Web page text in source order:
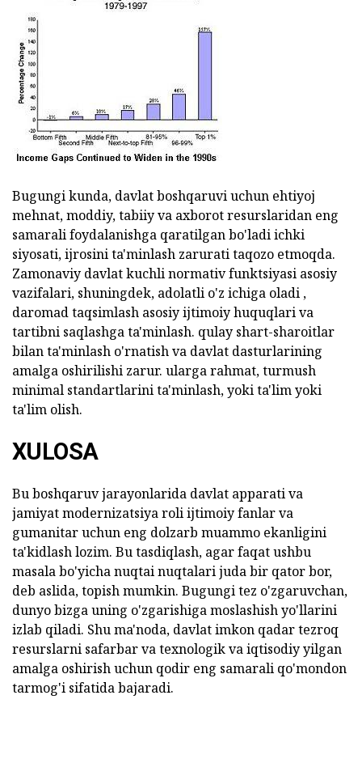
Bugungi kunda, davlat boshqaruvi uchun ehtiyoj
mehnat, moddiy, tabiiy va axborot resurslaridan eng
samarali foydalanishga qaratilgan bo'ladi ichki
siyosati, ijrosini ta'minlash zarurati taqozo etmoqda.
Zamonaviy davlat kuchli normativ funktsiyasi asosiy
vazifalari, shuningdek, adolatli o'z ichiga oladi ,
daromad taqsimlash asosiy ijtimoiy huquqlari va
tartibni saqlashga ta'minlash. qulay shart-sharoitlar
bilan ta'minlash o'rnatish va davlat dasturlarining
amalga oshirilishi zarur. ularga rahmat, turmush
minimal standartlarini ta'minlash, yoki ta'lim yoki
ta'lim olish.
XULOSA
Bu boshqaruv jarayonlarida davlat apparati va
jamiyat modernizatsiya roli ijtimoiy fanlar va
gumanitar uchun eng dolzarb muammo ekanligini
ta'kidlash lozim. Bu tasdiqlash, agar faqat ushbu
masala bo'yicha nuqtai nuqtalari juda bir qator bor,
deb aslida, topish mumkin. Bugungi tez o'zgaruvchan,
dunyo bizga uning o'zgarishiga moslashish yo'llarini
izlab qiladi. Shu ma'noda, davlat imkon qadar tezroq
resurslarni safarbar va texnologik va iqtisodiy yilgan
amalga oshirish uchun qodir eng samarali qo'mondon
tarmog'i sifatida bajaradi.